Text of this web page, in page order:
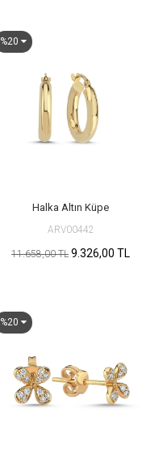
%20
Halka Altın Küpe
ARV00442
11.658,00 TL 9.326,00 TL
%20